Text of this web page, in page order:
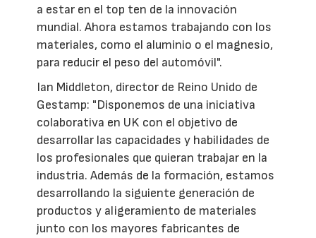
a estar en el top ten de la innovación
mundial. Ahora estamos trabajando con los
materiales, como el aluminio o el magnesio,
para reducir el peso del automóvil".
Ian Middleton, director de Reino Unido de
Gestamp: "Disponemos de una iniciativa
colaborativa en UK con el objetivo de
desarrollar las capacidades y habilidades de
los profesionales que quieran trabajar en la
industria. Además de la formación, estamos
desarrollando la siguiente generación de
productos y aligeramiento de materiales
junto con los mayores fabricantes de